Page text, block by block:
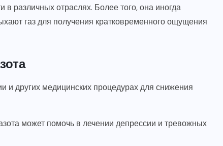
в различных отраслях. Более того, она иногда
газ для получения кратковременного ощущения
и других медицинских процедурах для снижения
может помочь в лечении депрессии и тревожных